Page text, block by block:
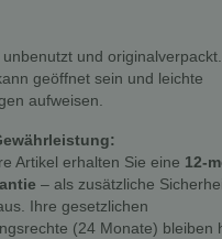
unbenutzt und
geöffnet sein und leichte
aufweisen.
Artikel erhalten Sie eine 12-
– als zusätzliche
Ihre gesetzlichen
(24 Monate) bleiben